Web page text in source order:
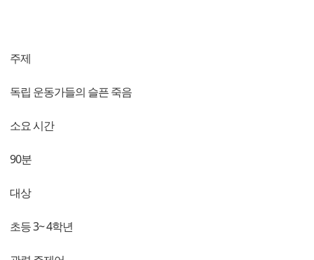
주제
독립 운동가들의 슬픈 죽음
소요 시간
90분
대상
초등 3~ 4학년